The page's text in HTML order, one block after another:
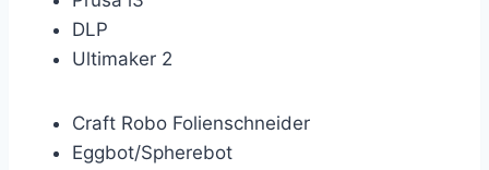
DLP
Ultimaker 2
Craft Robo Folienschneider
Eggbot/Spherebot